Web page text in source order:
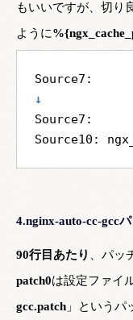
もいいですが、切り
ように
↓
Source7:
4.nginx-auto-cc-gcc
90行目あたり
、パッ
patch0は設定ファイ
gcc.patch 」というパ